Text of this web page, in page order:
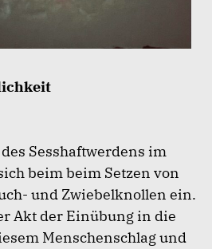
Sesshaftwerdens im
beim beim Setzen von
und Zwiebelknollen ein.
Akt der Einübung in die
Menschenschlag und